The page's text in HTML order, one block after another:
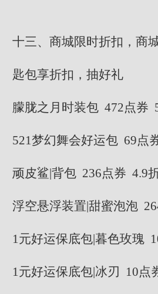
十三、商城限时折扣，商
匙包享折扣，抽好礼
朦胧之月时装包 472点券
521梦幻舞会好运包 69点
顽皮鲨|背包 236点券 4.9
浮空悬浮装置|甜蜜泡泡
1元好运保底包|暮色玫瑰
1元好运保底包|冰刃 10点